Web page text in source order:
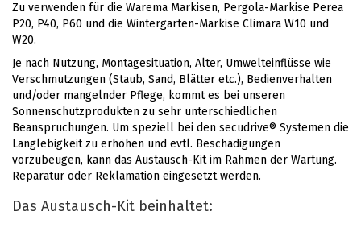
Zu verwenden für die Warema Markisen, Pergola-Markise Perea
P20, P40, P60 und die Wintergarten-Markise Climara W10 und
W20.
Je nach Nutzung, Montagesituation, Alter, Umwelteinflüsse wie
Verschmutzungen (Staub, Sand, Blätter etc.), Bedienverhalten
und/oder mangelnder Pflege, kommt es bei unseren
Sonnenschutzprodukten zu sehr unterschiedlichen
Beanspruchungen. Um speziell bei den secudrive® Systemen die
Langlebigkeit zu erhöhen und evtl. Beschädigungen
vorzubeugen, kann das Austausch-Kit im Rahmen der Wartung.
Reparatur oder Reklamation eingesetzt werden.
Das Austausch-Kit beinhaltet: